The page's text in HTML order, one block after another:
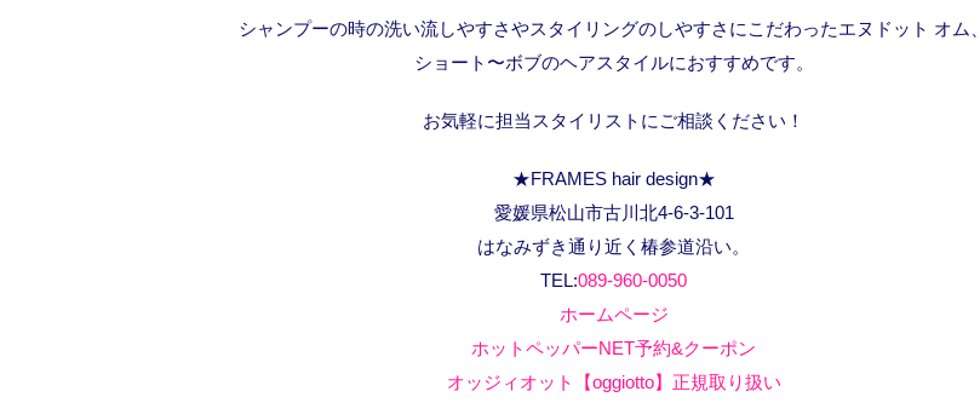
シャンプーの時の洗い流しやすさやスタイリングのしやすさにこだわったエヌドット オム、
ショート〜ボブのヘアスタイルにおすすめです。
お気軽に担当スタイリストにご相談ください！
★FRAMES hair design★
愛媛県松山市古川北4-6-3-101
はなみずき通り近く椿参道沿い。
TEL:089-960-0050
ホームページ
ホットペッパーNET予約&クーポン
オッジィオット【oggiotto】正規取り扱い